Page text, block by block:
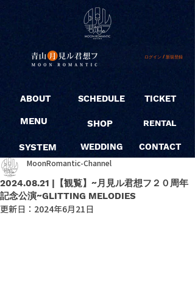
ログイン / 新規登録
ABOUT
MENU
SYSTEM
SCHEDULE
SHOP
WEDDING
TICKET
RENTAL
CONTACT
2024.08.21 |【観覧】~月見ル君想フ２０周年
記念公演~GLITTING MELODIES
MoonRomantic-Channel
更新日： 2024年6月21日